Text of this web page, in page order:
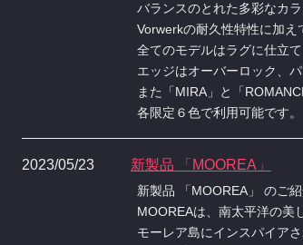
バランスのとれた多彩なカ
Vorwerkの耐久性特性に加え
全てのモデルはラグに仕立て
エッジはオーバーロック、
また「MIRA」と「
各限定６色で利用可能です。
2023/05/23 新製品 「MOOREA」
新製品 「MOOREA」 のご紹
MOOREAは、南太平洋の美
モーレア島にインスパイア